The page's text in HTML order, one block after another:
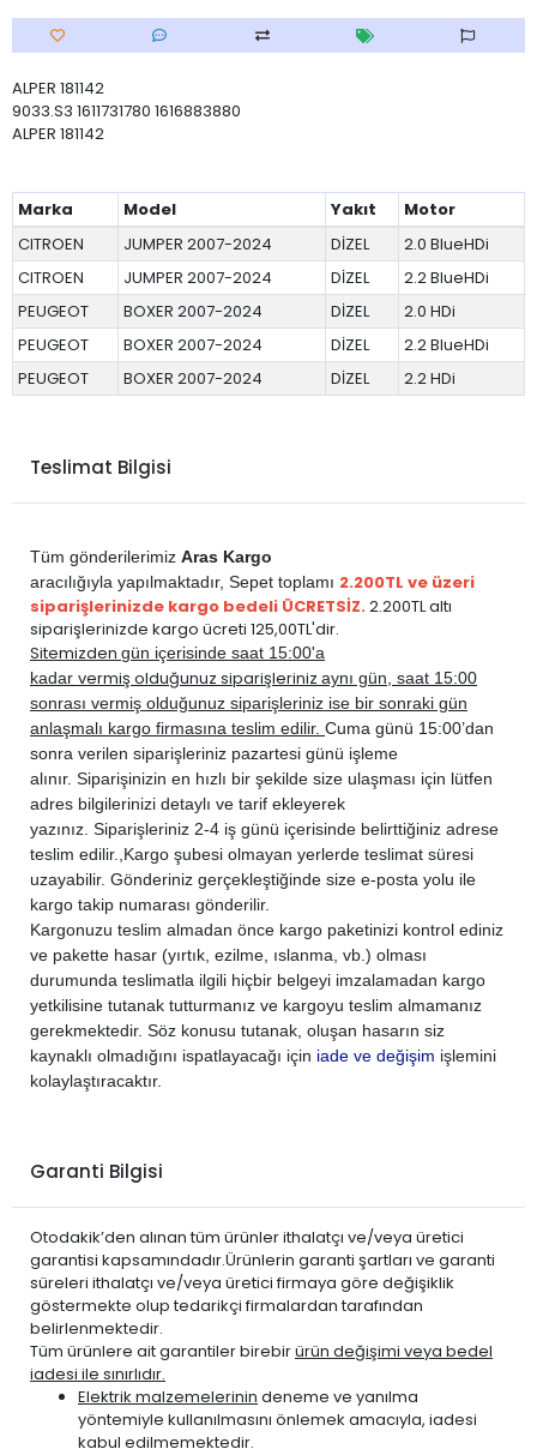
ALPER 181142
9033.S3 1611731780 1616883880
ALPER 181142
Marka Model Yakıt
Motor
CITROEN
JUMPER 2007-2024 DİZEL
2.0 BlueHDi
CITROEN
JUMPER 2007-2024 DİZEL
2.2 BlueHDi
PEUGEOT
BOXER 2007-2024 DİZEL
2.0 HDi
PEUGEOT
BOXER 2007-2024 DİZEL
2.2 BlueHDi
PEUGEOT
BOXER 2007-2024 DİZEL 2.2 HDi
Teslimat Bilgisi
Tüm gönderilerimiz Aras Kargo
aracılığıyla yapılmaktadır, Sepet toplamı 2.200TL ve üzeri
siparişlerinizde kargo bedeli ÜCRETSİZ.2.200TL altı
siparişlerinizde kargo ücreti 125,00TL'dir.
Sitemizden gün içerisinde saat 15:00'a
kadar vermiş olduğunuz siparişleriniz aynı gün, saat 15:00
sonrası vermiş olduğunuz siparişleriniz ise bir sonraki gün
anlaşmalı kargo firmasına teslim edilir. Cuma günü 15:00’dan
sonra verilen siparişleriniz pazartesi günü işleme
alınır. Siparişinizin en hızlı bir şekilde size ulaşması için lütfen
adres bilgilerinizi detaylı ve tarif ekleyerek
yazınız. Siparişleriniz 2-4 iş günü içerisinde belirttiğiniz adrese
teslim edilir., Kargo şubesi olmayan yerlerde teslimat süresi
uzayabilir. Gönderiniz gerçekleştiğinde size e-posta yolu ile
kargo takip numarası gönderilir.
Kargonuzu teslim almadan önce kargo paketinizi kontrol ediniz
ve pakette hasar (yırtık, ezilme, ıslanma, vb.) olması
durumunda teslimatla ilgili hiçbir belgeyi imzalamadan kargo
yetkilisine tutanak tutturmanız ve kargoyu teslim almamanız
gerekmektedir. Söz konusu tutanak, oluşan hasarın siz
kaynaklı olmadığını ispatlayacağı için iade ve değişim işlemini
kolaylaştıracaktır.
Garanti Bilgisi
Otodakik’den alınan tüm ürünler ithalatçı ve/veya üretici
garantisi kapsamındadır.Ürünlerin garanti şartları ve garanti
süreleri ithalatçı ve/veya üretici firmaya göre değişiklik
göstermekte olup tedarikçi firmalardan tarafından
belirlenmektedir.
Tüm ürünlere ait garantiler birebirürün değişimi veya bedel
iadesi ile sınırlıdır.
Elektrik malzemelerinin deneme ve yanılma
yöntemiyle kullanılmasını önlemek amacıyla, iadesi
kabul edilmemektedir.